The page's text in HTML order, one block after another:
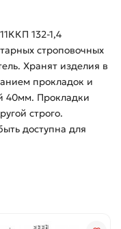
132-1,4
строповочных
Хранят изделия в
прокладок и
40мм. Прокладки
строго.
доступна для